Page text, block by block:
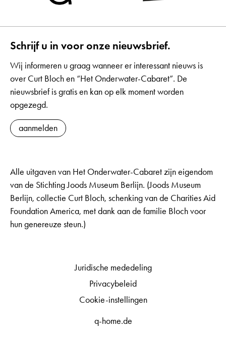
Schrijf u in voor onze nieuwsbrief.
Wij informeren u graag wanneer er interessant nieuws is
over Curt Bloch en “Het Onderwater-Cabaret”. De
nieuwsbrief is gratis en kan op elk moment worden
opgezegd.
aanmelden
Alle uitgaven van Het Onderwater-Cabaret zijn eigendom
van de Stichting Joods Museum Berlijn. (Joods Museum
Berlijn, collectie Curt Bloch, schenking van de Charities Aid
Foundation America, met dank aan de familie Bloch voor
hun genereuze steun.)
q-home.de
Juridische mededeling
Privacybeleid
Cookie-instellingen